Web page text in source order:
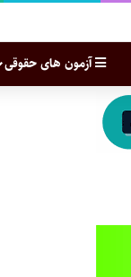
آزمون های حقوقی